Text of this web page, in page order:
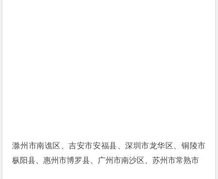
滁州市南谯区、吉安市安福县、深圳市龙华区、铜陵市
枞阳县、惠州市博罗县、广州市南沙区、苏州市常熟市